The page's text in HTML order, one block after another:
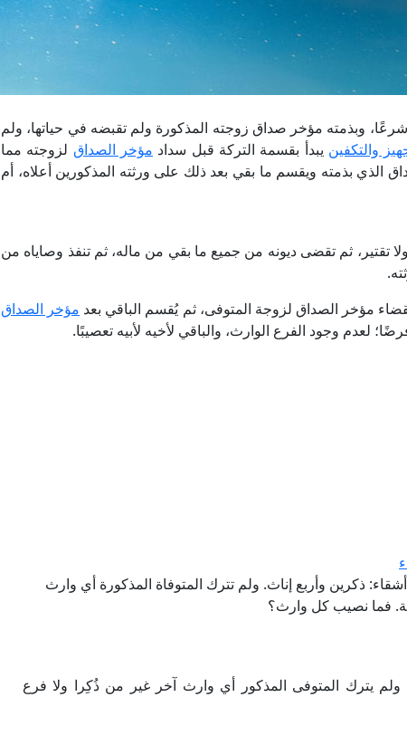
وبذمته مؤخر صداق زوجته المذكورة ولم تقبضه في حياتها، ولم
والتكفين يبدأ بقسمة التركة قبل سداد مؤخر الصداق لزوجته مما
الذي بذمته ويقسم ما بقي بعد ذلك على ورثته المذكورين أعلاه، أم
ولا تقتير، ثم تقضى ديونه من جميع ما بقي من ماله، ثم تنفذ وصاياه من
مؤخر الصداق لزوجة المتوفى، ثم يُقسم الباقي بعد مؤخر الصداق
لعدم وجود الفرع الوارث، والباقي لأخيه لأبيه تعصيبًا.
ذكرين وأربع إناث. ولم تترك المتوفاة المذكورة أي وارث
فما نصيب كل وارث؟
يترك المتوفى المذكور أي وارث آخر غير من ذُكِرا ولا فرع